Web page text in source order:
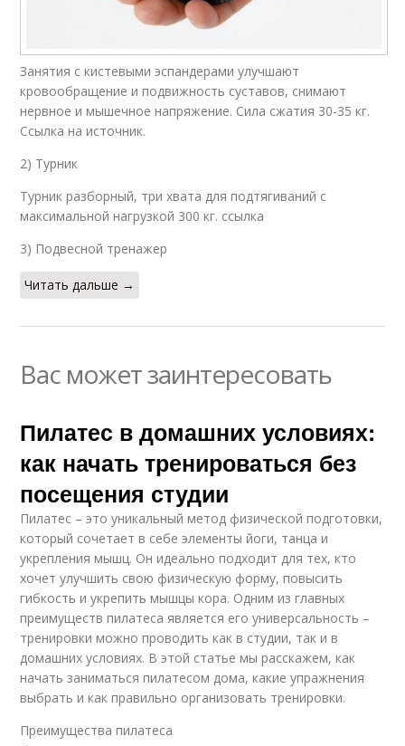
Занятия с кистевыми эспандерами улучшают
кровообращение и подвижность суставов, снимают
нервное и мышечное напряжение. Сила сжатия 30-35 кг.
Ссылка на источник.
2) Турник
Турник разборный, три хвата для подтягиваний с
максимальной нагрузкой 300 кг. ссылка
3) Подвесной тренажер
Читать дальше →
Вас может заинтересовать
Пилатес в домашних условиях:
как начать тренироваться без
посещения студии
Пилатес – это уникальный метод физической подготовки,
который сочетает в себе элементы йоги, танца и
укрепления мышц. Он идеально подходит для тех, кто
хочет улучшить свою физическую форму, повысить
гибкость и укрепить мышцы кора. Одним из главных
преимуществ пилатеса является его универсальность –
тренировки можно проводить как в студии, так и в
домашних условиях. В этой статье мы расскажем, как
начать заниматься пилатесом дома, какие упражнения
выбрать и как правильно организовать тренировки.
Преимущества пилатеса